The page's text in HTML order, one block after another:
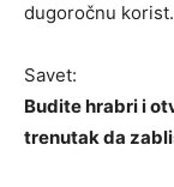
dugoročnu korist.
Savet:
Budite hrabri i
trenutak da